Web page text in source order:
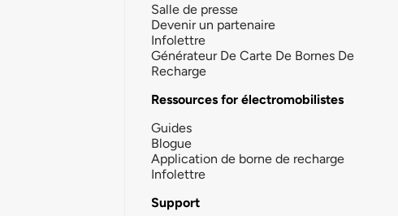
Salle de presse
Devenir un partenaire
Infolettre
Générateur De Carte De Bornes De
Recharge
Ressources for électromobilistes
Guides
Blogue
Application de borne de recharge
Infolettre
Support